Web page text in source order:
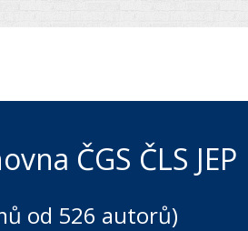
ČGS ČLS JEP
od 526 autorů)